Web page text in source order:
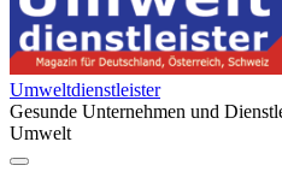
Umweltdienstleister
Gesunde Unternehmen und
Umwelt